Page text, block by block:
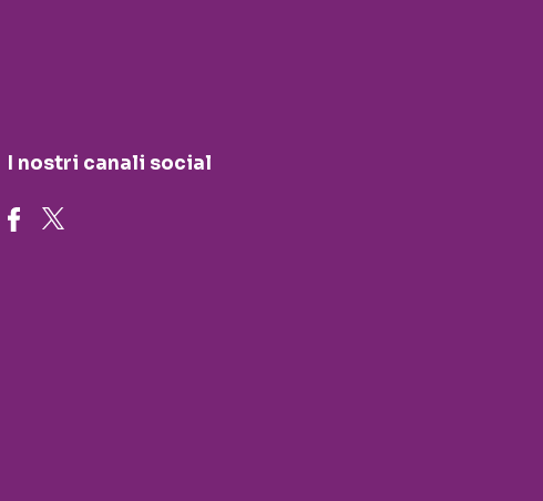
I nostri canali social